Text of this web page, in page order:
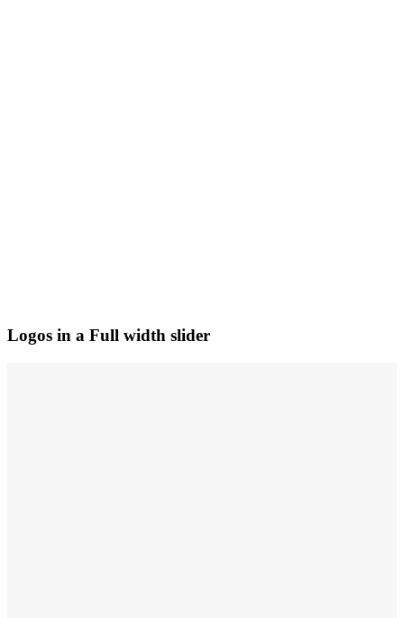
Logos in a Full width slider